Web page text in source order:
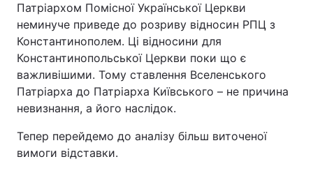
Патріархом Помісної Української Церкви
неминуче приведе до розриву відносин РПЦ з
Константинополем. Ці відносини для
Константинопольської Церкви поки що є
важливішими. Тому ставлення Вселенського
Патріарха до Патріарха Київського – не причина
невизнання, а його наслідок.
Тепер перейдемо до аналізу більш виточеної
вимоги відставки.